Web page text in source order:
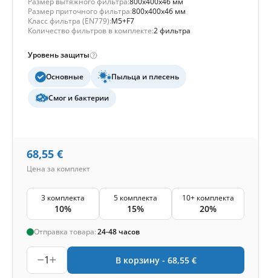
Размер приточного фильтра:800x400x46 мм
Класс фильтра (EN779):M5+F7
Количество фильтров в комплекте:2 фильтра
Уровень защиты
Основные Пыльца и плесень
Смог и бактерии
68,55 €
Цена за комплект
3 комплекта
10%
5 комплекта
15%
10+ комплекта
20%
Отправка товара:24-48 часов
1 В корзину - 68,55 €